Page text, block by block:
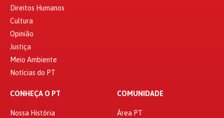
Direitos Humanos
Cultura
Opinião
Justiça
Meio Ambiente
Notícias do PT
CONHEÇA O PT
Nossa História
COMUNIDADE
Área PT